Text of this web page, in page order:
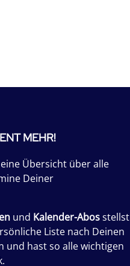
MEHR!
Übersicht über alle
Deiner
und Kalender-Abosstellst
Liste nach Deinen
und hast so alle wichtigen